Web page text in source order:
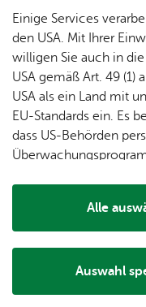
Ämter
A–Z
Diens
t­leis­
tun­gen
A–Z
For­
fent­li­
che
Be­
kannt­
ma­
chun­
& TV
Pres­se
Juli und dauern
Zuge der Bauarbeiten
Alle Informationen zu
Umleitungen in
Auf dem
benachrichtigt.
Zur Über­sicht
Einige Services
den USA. Mit Ihrer
willigen Sie auch in
USA gemäß Art. 49 (1)
USA als ein Land mit
EU-Standards ein. Es
dass US-Behörden
Auswahl
Alle